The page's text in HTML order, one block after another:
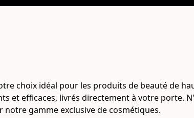
choix idéal pour les produits de beauté de
et efficaces, livrés directement à votre porte.
gamme exclusive de cosmétiques.